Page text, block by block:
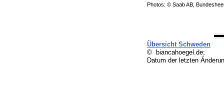
Photos: © Saab AB,
Übersicht Schweden
© biancahoegel.de;
Datum der letzten